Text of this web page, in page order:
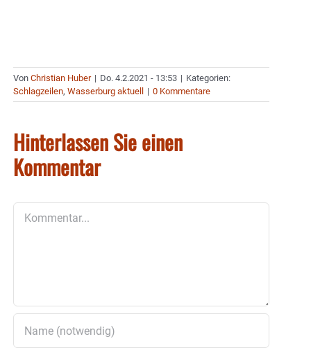
Von Christian Huber | Do. 4.2.2021 - 13:53 | Kategorien:
Schlagzeilen, Wasserburg aktuell | 0 Kommentare
Hinterlassen Sie einen
Kommentar